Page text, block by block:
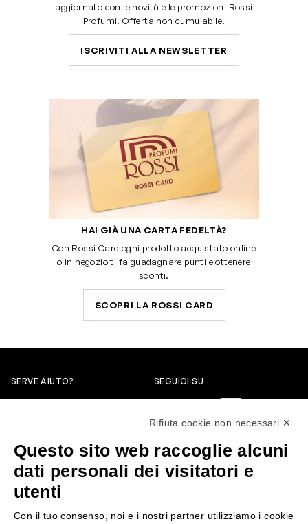
aggiornato con le novità e le promozioni Rossi
Profumi. Offerta non cumulabile.
ISCRIVITI ALLA NEWSLETTER
HAI GIÀ UNA CARTA FEDELTÀ?
Con Rossi Card ogni prodotto acquistato online
o in negozio ti fa guadagnare punti e ottenere
sconti.
SCOPRI LA ROSSI CARD
SERVE AIUTO?
servizioclienti@rossiprofumi.it
SEGUICI SU
SERVIZIO CLIENTI
Rifiuta cookie non necessari ✕
Questo sito web raccoglie alcuni
dati personali dei visitatori e
utenti
Con il tuo consenso, noi e i nostri partner utilizziamo i cookie